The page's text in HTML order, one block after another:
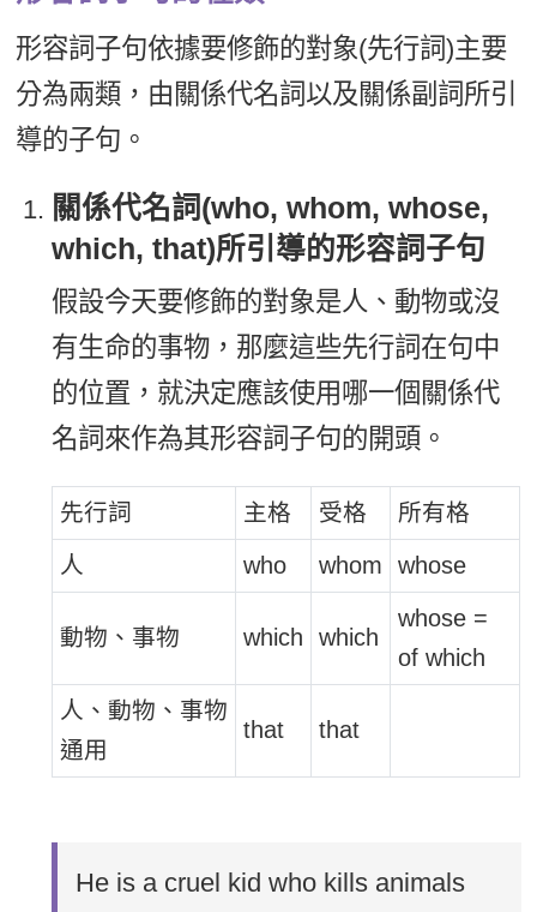
形容詞子句依據要修飾的對象(先行詞)主要
分為兩類，由關係代名詞以及關係副詞所引
導的子句。
關係代名詞(who, whom, whose,
which, that)所引導的形容詞子句
假設今天要修飾的對象是人、動物或沒
有生命的事物，那麼這些先行詞在句中
的位置，就決定應該使用哪一個關係代
名詞來作為其形容詞子句的開頭。
先行詞 主格 受格
所有格
人
who whom whose
動物、事物 which which
whose =
of which
人、動物、事物
通用
that that
He is a cruel kid who kills animals